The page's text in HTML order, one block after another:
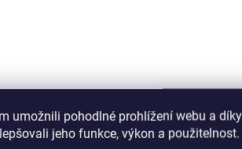
umožnili pohodlné prohlížení webu a díky
jeho funkce, výkon a použitelnost.